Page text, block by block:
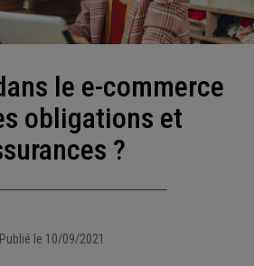
obligations et
?
Publié le 10/09/2021